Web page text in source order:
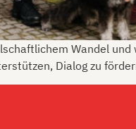
Wandel
Dialog zu